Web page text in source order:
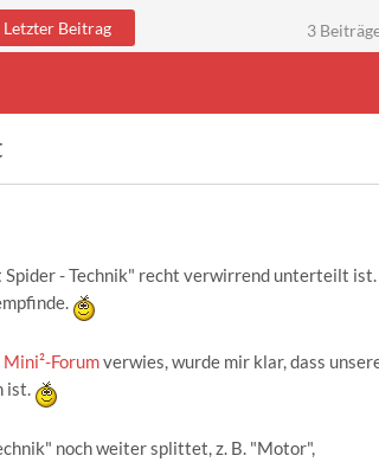
3
Letzter Beitrag
- Technik" recht verwirrend unterteilt ist.
Mini²-Forumverwies, wurde mir klar, dass
ist.
noch weiter splittet, z. B. "Motor",